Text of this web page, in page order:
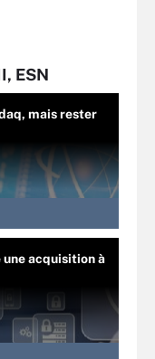
ESN
mais rester
acquisition à